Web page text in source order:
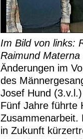
Im Bild von links:
Raimund
Änderungen im
des
Josef Hund
Fünf Jahre führte
Zusammenarbeit.
in Zukunft